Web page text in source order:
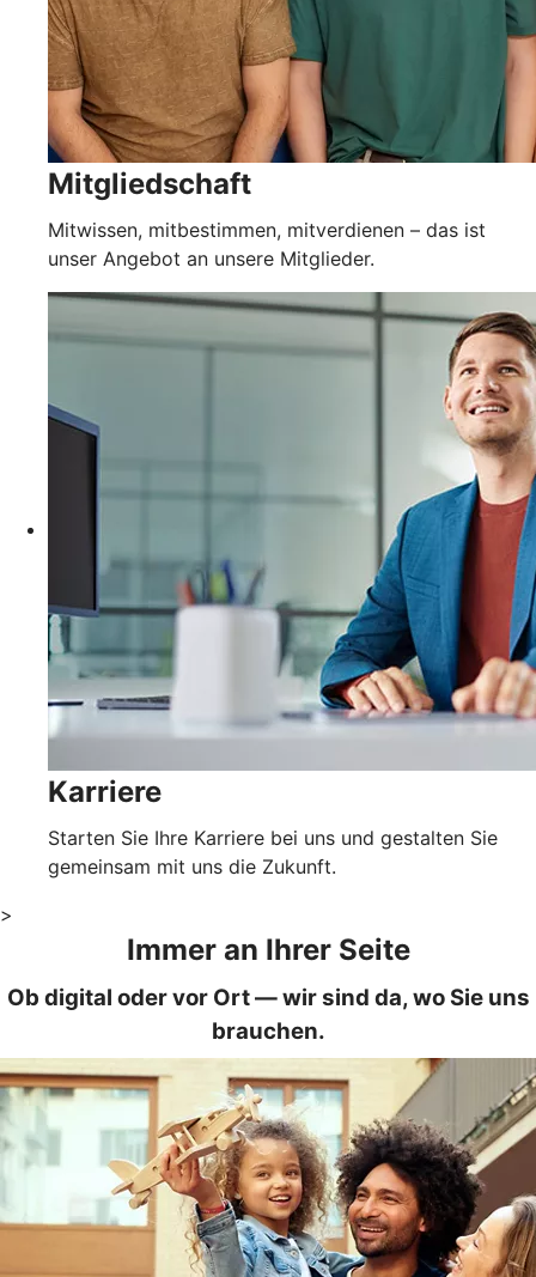
Mitgliedschaft
Mitwissen, mitbestimmen, mitverdienen – das ist
unser Angebot an unsere Mitglieder.
Karriere
Starten Sie Ihre Karriere bei uns und gestalten Sie
gemeinsam mit uns die Zukunft.
>
Immer an Ihrer Seite
Ob digital oder vor Ort — wir sind da, wo Sie uns
brauchen.